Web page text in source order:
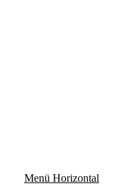
Menü Horizontal